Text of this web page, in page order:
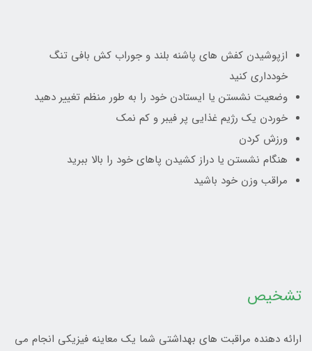
ازپوشیدن کفش هاي پاشنه بلند و جوراب کش بافي تنگ
خودداري کنيد
وضعيت نشستن يا ايستادن خود را به طور منظم تغيير دهيد
خوردن يک رژيم غذايي پر فيبر و کم نمک
ورزش کردن
هنگام نشستن يا دراز کشيدن پاهاي خود را بالا ببريد
مراقب وزن خود باشيد
تشخيص
ارائه دهنده مراقبت هاي بهداشتي شما يک معاينه فيزيکي انجام مي